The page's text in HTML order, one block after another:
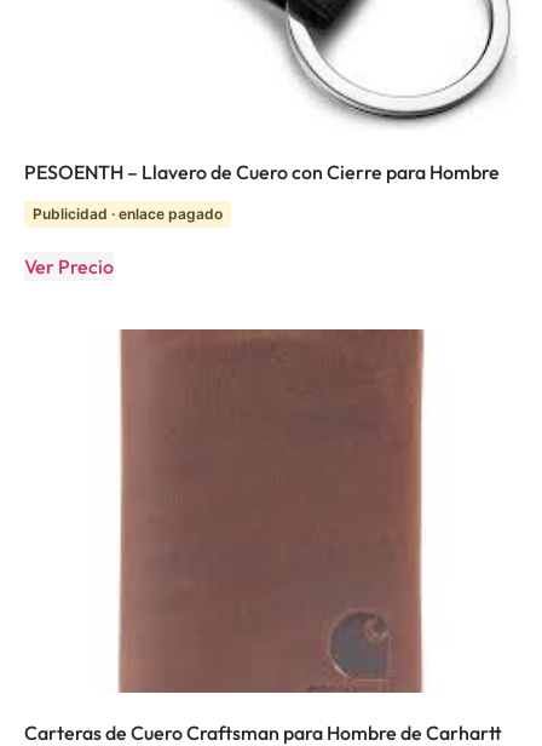
PESOENTH – Llavero de Cuero con Cierre para Hombre
Publicidad · enlace pagado
Ver Precio
Carteras de Cuero Craftsman para Hombre de Carhartt